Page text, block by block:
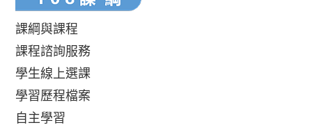
課綱與課程
課程諮詢服務
學生線上選課
學習歷程檔案
自主學習